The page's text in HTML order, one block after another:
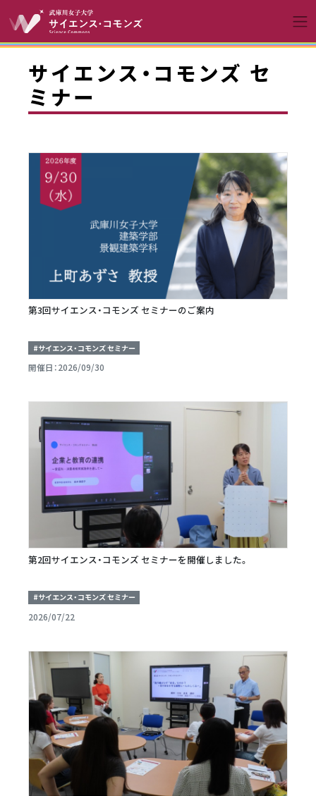
コンテンツへスキップ
メインナビゲーションへ
サイエンス・コモンズ セ
ミナー
第3回サイエンス・コモンズ セミナーのご案内
#サイエンス・コモンズ セミナー
開催日：2026/09/30
第2回サイエンス・コモンズ セミナーを開催しました。
#サイエンス・コモンズ セミナー
2026/07/22